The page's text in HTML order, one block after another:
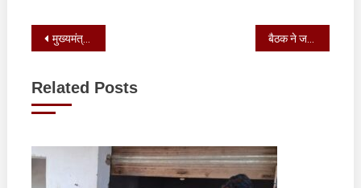
Post
मुख्यमंत्री ने विभिन्न स्थलों का निरीक्षण किया बैठक ने जन अपेक्षाओं और प्रशासनिक प्राथमिकताओं के बीच समन्वय का महत्वपूर्ण मंच प्रस्तुत किया
Related Posts